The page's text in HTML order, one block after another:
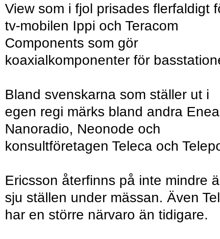
View som i fjol prisades flerfaldigt
tv-mobilen Ippi och Teracom
Components som gör
koaxialkomponenter för
Bland svenskarna som ställer ut i
egen regi märks bland andra
Nanoradio, Neonode och
konsultföretagen Teleca och
Ericsson återfinns på inte mindre
sju ställen under mässan. Även
har en större närvaro än tidigare.